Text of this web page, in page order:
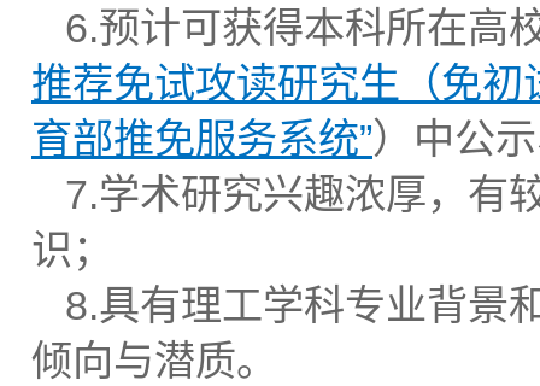
6.预计可获得本科所在高
推荐免试攻读研究生（免初
育部推免服务系统”）中公
7.学术研究兴趣浓厚，有
识；
8.具有理工学科专业背景
倾向与潜质。